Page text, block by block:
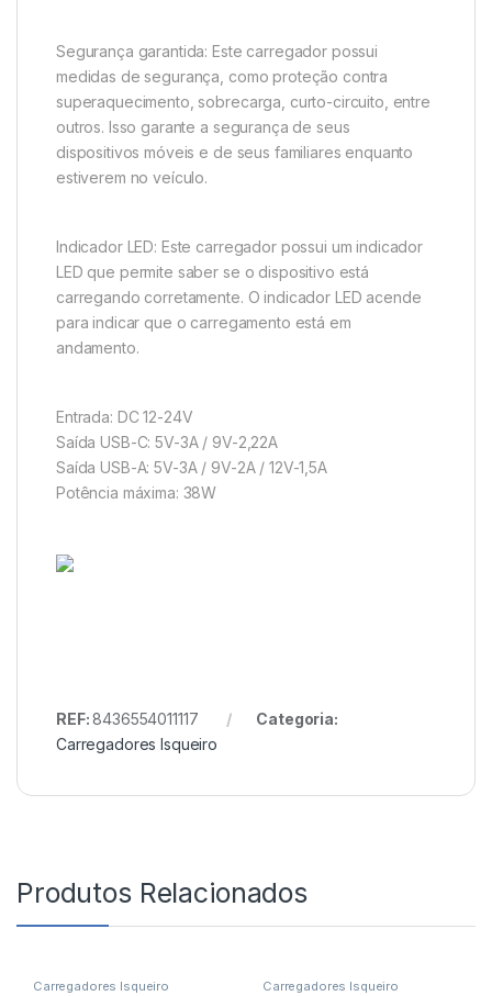
Segurança garantida: Este carregador possui
medidas de segurança, como proteção contra
superaquecimento, sobrecarga, curto-circuito, entre
outros. Isso garante a segurança de seus
dispositivos móveis e de seus familiares enquanto
estiverem no veículo.
Indicador LED: Este carregador possui um indicador
LED que permite saber se o dispositivo está
carregando corretamente. O indicador LED acende
para indicar que o carregamento está em
andamento.
Entrada: DC 12-24V
Saída USB-C: 5V-3A / 9V-2,22A
Saída USB-A: 5V-3A / 9V-2A / 12V-1,5A
Potência máxima: 38W
REF:8436554011117
Categoria:
Carregadores Isqueiro
Produtos Relacionados
Carregadores Isqueiro Carregadores Isqueiro